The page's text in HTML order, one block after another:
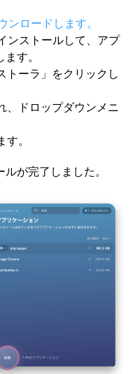
ロードします。
ンストールして、アプ
す。
トーラ」をクリックし
、ドロップダウンメニ
。
が完了しました。